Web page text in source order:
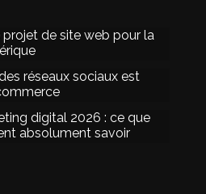
de site web pour la
réseaux sociaux est
digital 2026 : ce que
absolument savoir